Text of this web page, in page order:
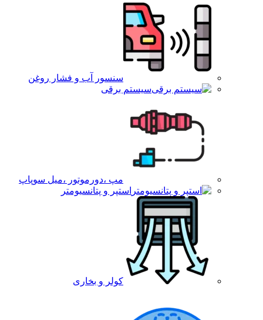
سنسور آب و فشار روغن
سیستم برقی
مپ ،دورموتور ،میل سوپاپ
استپر و پتانسیومتر
کولر و بخاری